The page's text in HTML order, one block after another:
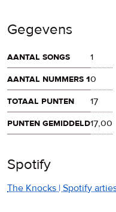
Gegevens
aantal songs
1
aantal nummers 10
totaal punten
17
punten gemiddeld17,00
Spotify
The Knocks | Spotify